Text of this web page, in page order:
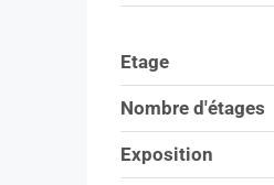
Etage
Nombre d'étages
Exposition